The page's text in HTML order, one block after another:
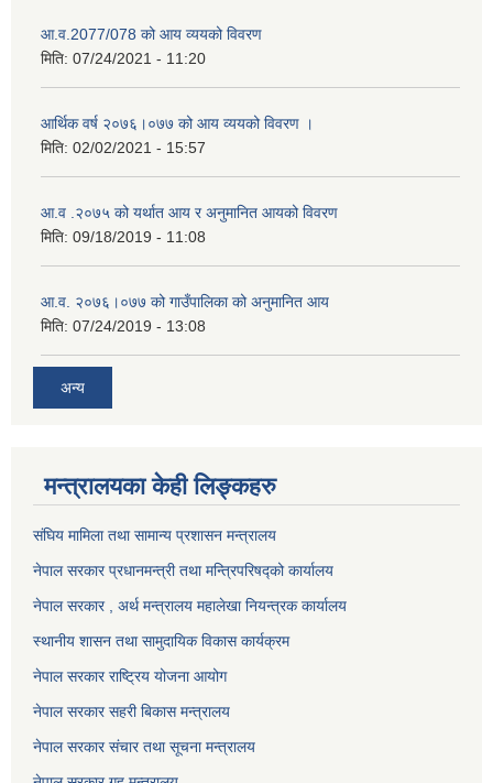
आ.व.2077/078 को आय व्ययको विवरण
मिति: 07/24/2021 - 11:20
आर्थिक वर्ष २०७६।०७७ को आय व्ययको विवरण ।
मिति: 02/02/2021 - 15:57
आ.व .२०७५ को यर्थात आय र अनुमानित आयको विवरण
मिति: 09/18/2019 - 11:08
आ.व. २०७६।०७७ को गाउँपालिका को अनुमानित आय
मिति: 07/24/2019 - 13:08
अन्य
मन्त्रालयका केही लिङ्कहरु
संघिय मामिला तथा सामान्य प्रशासन मन्त्रालय
नेपाल सरकार प्रधानमन्त्री तथा मन्त्रिपरिषद्को कार्यालय
नेपाल सरकार , अर्थ मन्त्रालय महालेखा नियन्त्रक कार्यालय
स्थानीय शासन तथा सामुदायिक विकास कार्यक्रम
नेपाल सरकार राष्ट्रिय योजना आयोग
नेपाल सरकार सहरी बिकास मन्त्रालय
नेपाल सरकार संचार तथा सूचना मन्त्रालय